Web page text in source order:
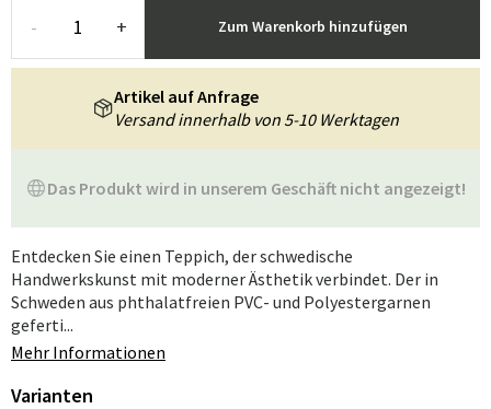
- + Zum Warenkorb hinzufügen
Das Produkt wird in unserem Geschäft nicht angezeigt!
Artikel auf Anfrage
Versand innerhalb von 5-10 Werktagen
Entdecken Sie einen Teppich, der schwedische
Handwerkskunst mit moderner Ästhetik verbindet. Der in
Schweden aus phthalatfreien PVC- und Polyestergarnen
geferti...
Mehr Informationen
Varianten